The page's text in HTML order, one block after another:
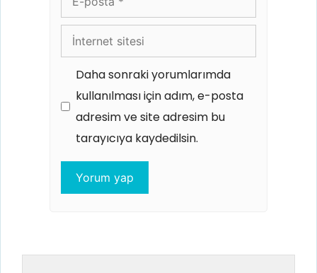
posta
İnternet
sitesi
Daha sonraki yorumlarımda
kullanılması için adım, e-posta
adresim ve site adresim bu
tarayıcıya kaydedilsin.